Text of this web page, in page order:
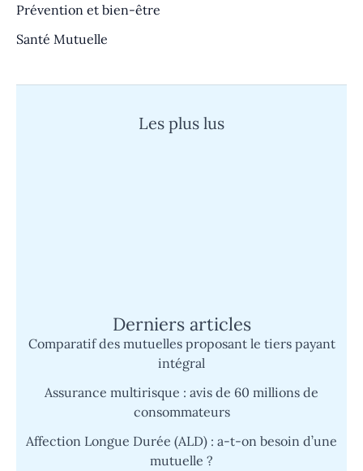
Prévention et bien-être
Santé Mutuelle
Les plus lus
Derniers articles
Comparatif des mutuelles proposant le tiers payant
intégral
Assurance multirisque : avis de 60 millions de
consommateurs
Affection Longue Durée (ALD) : a-t-on besoin d’une
mutuelle ?